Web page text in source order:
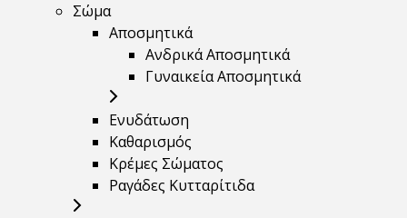
Σώμα
Αποσμητικά
Ανδρικά Αποσμητικά
Γυναικεία Αποσμητικά
Ενυδάτωση
Καθαρισμός
Κρέμες Σώματος
Ραγάδες Κυτταρίτιδα